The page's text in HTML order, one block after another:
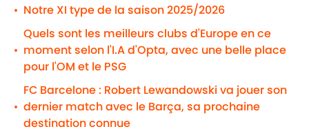
• Notre XI type de la saison 2025/2026
•
Quels sont les meilleurs clubs d'Europe en ce
moment selon l'I.A d'Opta, avec une belle place
pour l'OM et le PSG
•
FC Barcelone : Robert Lewandowski va jouer son
dernier match avec le Barça, sa prochaine
destination connue